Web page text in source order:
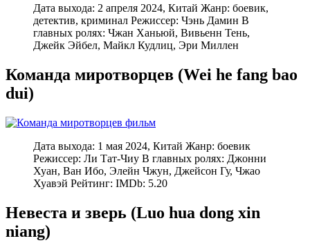
Дата выхода: 2 апреля 2024, Китай Жанр: боевик,
детектив, криминал Режиссер: Чэнь Дамин В
главных ролях: Чжан Ханьюй, Вивьенн Тень,
Джейк Эйбел, Майкл Кудлиц, Эри Миллен
Команда миротворцев (Wei he fang bao
dui)
Дата выхода: 1 мая 2024, Китай Жанр: боевик
Режиссер: Ли Тат-Чиу В главных ролях: Джонни
Хуан, Ван Ибо, Элейн Чжун, Джейсон Гу, Чжао
Хуавэй Рейтинг: IMDb: 5.20
Невеста и зверь (Luo hua dong xin
niang)